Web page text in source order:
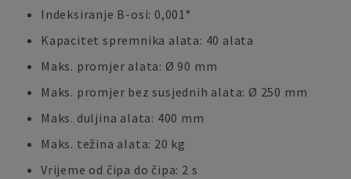
Indeksiranje B-osi: 0,001°
Kapacitet spremnika alata: 40 alata
Maks. promjer alata: Ø 90 mm
Maks. promjer bez susjednih alata: Ø 250 mm
Maks. duljina alata: 400 mm
Maks. težina alata: 20 kg
Vrijeme od čipa do čipa: 2 s